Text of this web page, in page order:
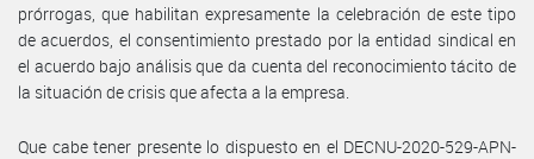
prórrogas, que habilitan expresamente la celebración de este tipo
de acuerdos, el consentimiento prestado por la entidad sindical en
el acuerdo bajo análisis que da cuenta del reconocimiento tácito de
la situación de crisis que afecta a la empresa.
Que cabe tener presente lo dispuesto en el DECNU-2020-529-APN-